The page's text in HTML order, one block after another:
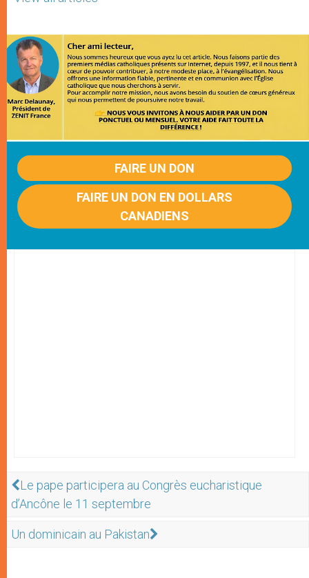
FAIRE UN DON
FAIRE UN DON EN DOLLARS
CANADIENS
Le pape participera au Congrès eucharistique
d’Ancône le 11 septembre
Un dominicain au Pakistan